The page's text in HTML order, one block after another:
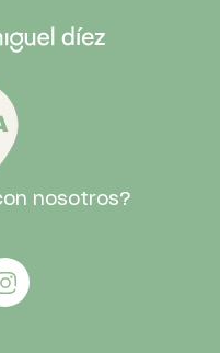
nosotros?